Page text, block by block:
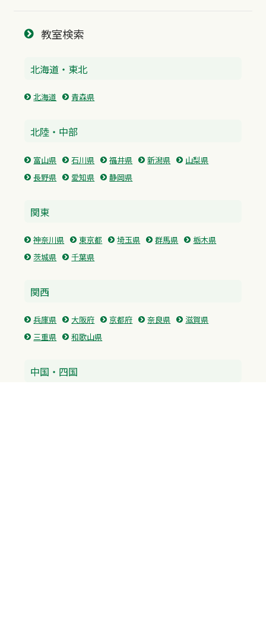
教室検索
北海道・東北
北海道 青森県
北陸・中部
富山県 石川県 福井県 新潟県
山梨県
長野県
愛知県 静岡県
関東
神奈川県 東京都 埼玉県 群馬県
栃木県
茨城県
千葉県
関西
兵庫県 大阪府 京都府 奈良県
滋賀県
三重県
和歌山県
中国・四国